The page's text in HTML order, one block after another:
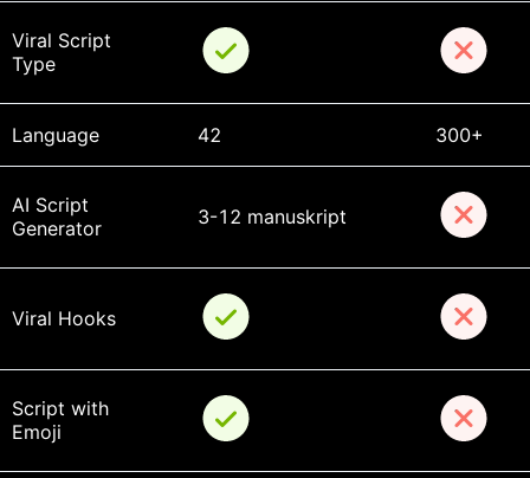
Viral Script
Type
Language 42 300+
AI Script
Generator
3-12 manuskript
Viral Hooks
Script with
Emoji